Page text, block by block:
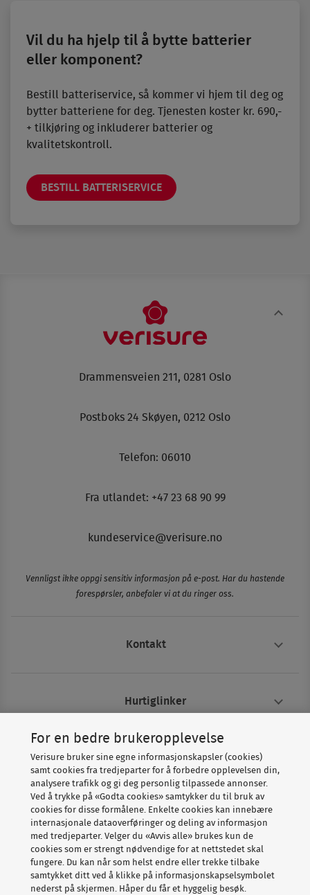
Vil du ha hjelp til å bytte batterier
eller komponent?
Bestill batteriservice, så kommer vi hjem til deg og
bytter batteriene for deg. Tjenesten koster kr. 690,-
+ tilkjøring og inkluderer batterier og
kvalitetskontroll.
BESTILL BATTERISERVICE
Drammensveien 211, 0281 Oslo
Postboks 24 Skøyen, 0212 Oslo
Telefon: 06010
Fra utlandet: +47 23 68 90 99
kundeservice@verisure.no
Vennligst ikke oppgi sensitiv informasjon på e-post. Har du hastende
forespørsler, anbefaler vi at du ringer oss.
Kontakt
Hurtiglinker
Om Verisure
Copyright © Verisure 2026
For en bedre brukeropplevelse
Verisure bruker sine egne informasjonskapsler (cookies)
samt cookies fra tredjeparter for å forbedre opplevelsen din,
analysere trafikk og gi deg personlig tilpassede annonser.
Ved å trykke på «Godta cookies» samtykker du til bruk av
cookies for disse formålene. Enkelte cookies kan innebære
internasjonale dataoverføringer og deling av informasjon
med tredjeparter. Velger du «Avvis alle» brukes kun de
cookies som er strengt nødvendige for at nettstedet skal
fungere. Du kan når som helst endre eller trekke tilbake
samtykket ditt ved å klikke på informasjonskapselsymbolet
nederst på skjermen. Håper du får et hyggelig besøk.